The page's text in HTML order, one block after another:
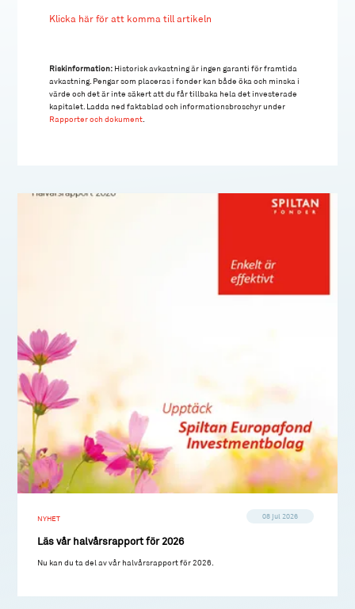
Klicka här för att komma till artikeln
Riskinformation: Historisk avkastning är ingen garanti för framtida
avkastning. Pengar som placeras i fonder kan både öka och minska i
värde och det är inte säkert att du får tillbaka hela det investerade
kapitalet. Ladda ned faktablad och informationsbroschyr under
Rapporter och dokument
NYHET 08 jul 2026
Läs vår halvårsrapport för 2026
Nu kan du ta del av vår halvårsrapport för 2026.